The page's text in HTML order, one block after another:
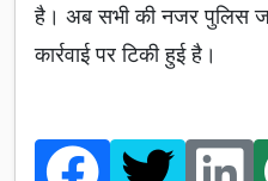
है। अब सभी की नजर पुलिस
कार्रवाई पर टिकी हुई है।